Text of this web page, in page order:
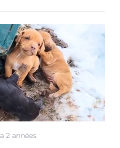
2 années